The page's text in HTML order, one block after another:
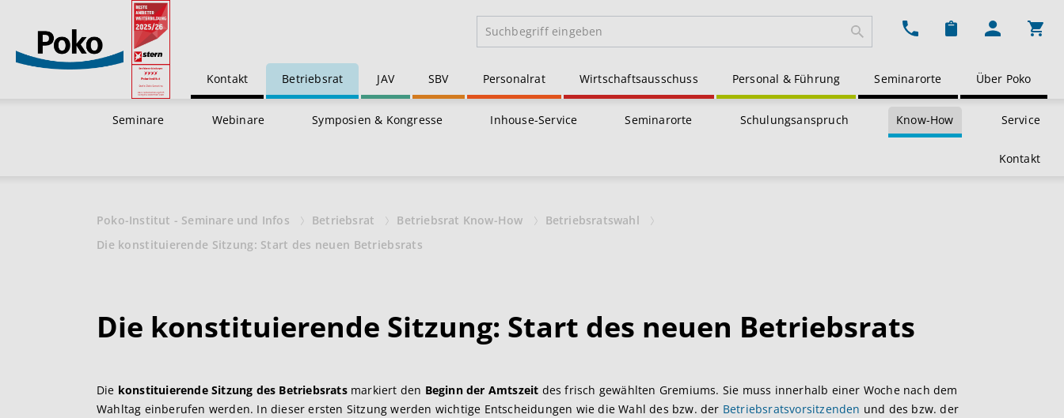
Kontakt Betriebsrat JAV SBV Personalrat Wirtschaftsausschuss Personal & Führung Seminarorte Über Poko
Seminare Webinare Symposien & Kongresse Inhouse-Service Seminarorte Schulungsanspruch Know-How Service
Kontakt
Poko-Institut - Seminare und Infos Betriebsrat Betriebsrat Know-How
Betriebsratswahl
Die konstituierende Sitzung: Start des neuen Betriebsrats
Die konstituierende Sitzung: Start des neuen Betriebsrats
Die konstituierende Sitzung des Betriebsratsmarkiert den Beginn der Amtszeit des frisch gewählten Gremiums. Sie muss innerhalb einer Woche nach dem
Wahltag einberufen werden. In dieser ersten Sitzung werden wichtige Entscheidungen wie die Wahl des bzw. der Betriebsratsvorsitzenden und des bzw. der